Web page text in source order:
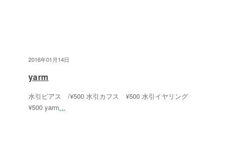
2016年01月14日
yarm
水引ピアス /¥500 水引カフス ¥500 水引イヤリング
¥500 yarm...